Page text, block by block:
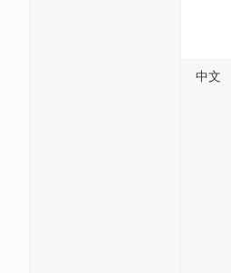
中文